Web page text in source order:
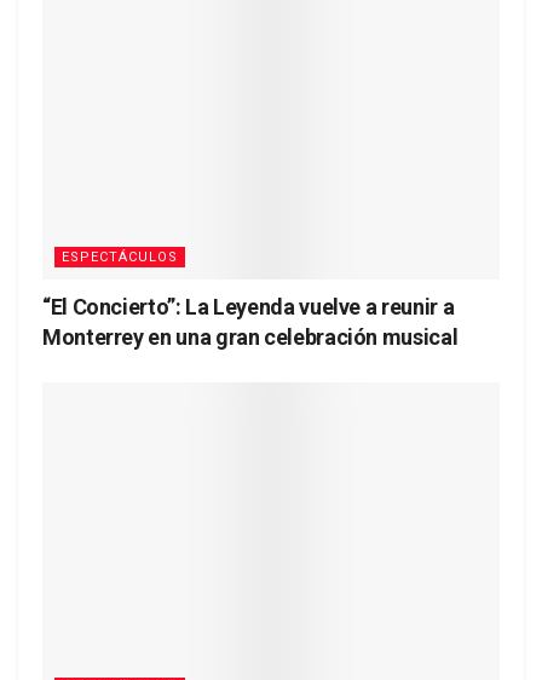
ESPECTÁCULOS
“El Concierto”: La Leyenda vuelve a reunir a
Monterrey en una gran celebración musical